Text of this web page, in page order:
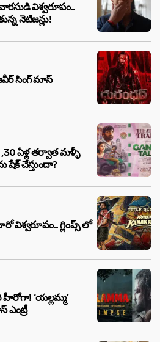
విశ్వరూపం..
నెటిజన్లు!
సింగ్ మాస్
ఏళ్ల తర్వాత మళ్ళీ
చేస్తుందా?
విశ్వరూపం.. గ్లింప్స్ లో
‘యల్లమ్మ’
ఎంట్రీ